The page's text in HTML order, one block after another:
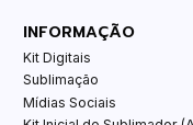
INFORMAÇÃO
Kit Digitais
Sublimação
Mídias Sociais